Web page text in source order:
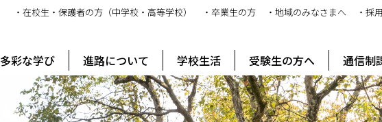
・在校生・保護者の方（中学校・高等学校） ・卒業生の方 ・地域のみなさまへ
・採
多彩な学び 進路について 学校生活 受験生の方へ 通信制